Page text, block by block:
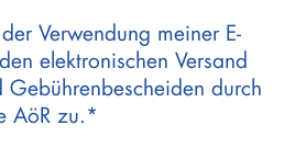
Verwendung meiner E-
elektronischen Versand
Gebührenbescheiden durch
AöR zu.*